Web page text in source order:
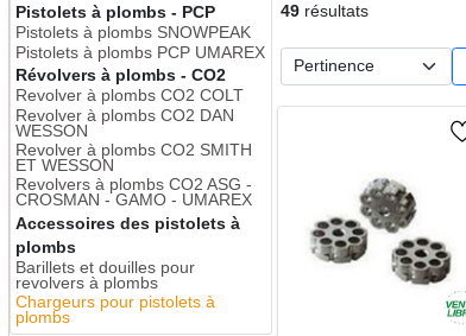
Pistolets à plombs - PCP
Pistolets à plombs SNOWPEAK
Pistolets à plombs PCP UMAREX
Révolvers à plombs - CO2
Revolver à plombs CO2 COLT
Revolver à plombs CO2 DAN
WESSON
Revolver à plombs CO2 SMITH
ET WESSON
Revolvers à plombs CO2 ASG -
CROSMAN - GAMO - UMAREX
Accessoires des pistolets à
plombs
Barillets et douilles pour
revolvers à plombs
Chargeurs pour pistolets à
plombs
49 résultats